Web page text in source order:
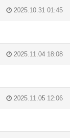
2025.10.31 01:45
2025.11.04 18:08
2025.11.05 12:06